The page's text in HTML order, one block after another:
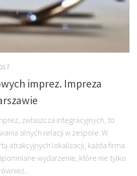
imprez. Impreza
zwłaszcza integracyjnych, to
silnych relacji w zespole. W
atrakcyjnych lokalizacji, każda firma
wydarzenie, które nie tylko